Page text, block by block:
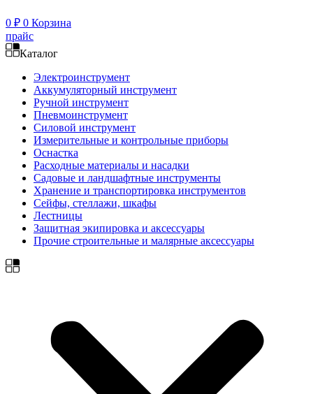
0 ₽ 0 Корзина
прайс
Каталог
Электроинструмент
Аккумуляторный инструмент
Ручной инструмент
Пневмоинструмент
Силовой инструмент
Измерительные и контрольные приборы
Оснастка
Расходные материалы и насадки
Садовые и ландшафтные инструменты
Хранение и транспортировка инструментов
Сейфы, стеллажи, шкафы
Лестницы
Защитная экипировка и аксессуары
Прочие строительные и малярные аксессуары